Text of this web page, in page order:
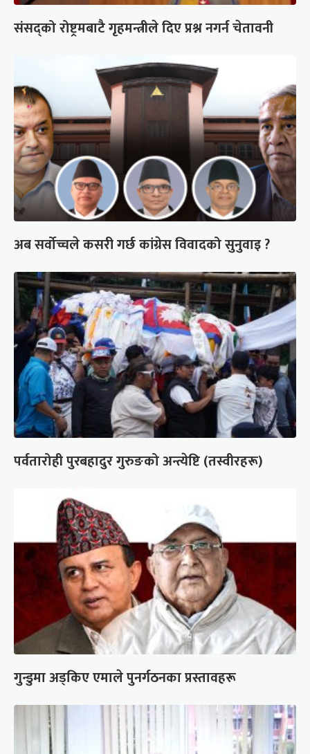
संसद्को रोष्ट्रमबाटै गृहमन्त्रीले दिए प्रश्न नगर्न चेतावनी
अब सर्वोच्चले कसरी गर्छ कांग्रेस विवादको सुनुवाइ ?
पर्वतारोही पुरबहादुर गुरुङको अन्त्येष्टि (तस्वीरहरू)
गुन्डुमा अड्किए एमाले पुनर्गठनका प्रस्तावहरू